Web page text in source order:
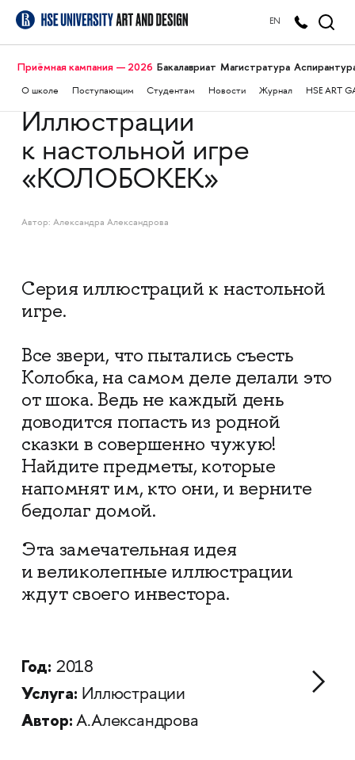
EN
Приёмная кампания — 2026 Бакалавриат Магистратура
О школе Поступающим Студентам Новости Журнал HSE ART
Иллюстрации
к настольной игре
«КОЛОБОКЕК»
Автор: Александра Александрова
Серия иллюстраций к настольной
игре.
Все звери, что пытались съесть
Колобка, на самом деле делали это
от шока. Ведь не каждый день
доводится попасть из родной
сказки в совершенно чужую!
Найдите предметы, которые
напомнят им, кто они, и верните
бедолаг домой.
Эта замечательная идея
и великолепные иллюстрации
ждут своего инвестора.
Год: 2018
Услуга: Иллюстрации
Автор:А.Александрова